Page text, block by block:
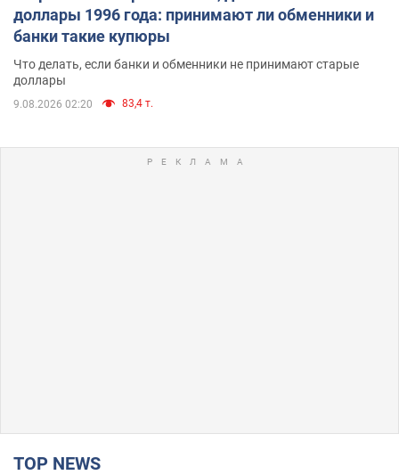
доллары 1996 года: принимают ли обменники и
банки такие купюры
Что делать, если банки и обменники не принимают старые
доллары
9.08.2026 02:20 83,4 т.
TOP NEWS